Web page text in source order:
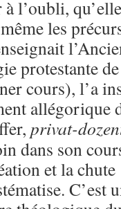
l’oubli,
les
protestante
cours), l’a
allégorique
privat-
dans son
et la
C’est